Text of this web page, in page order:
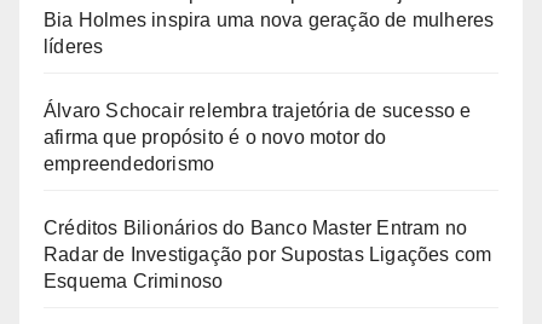
Bia Holmes inspira uma nova geração de mulheres
líderes
Álvaro Schocair relembra trajetória de sucesso e
afirma que propósito é o novo motor do
empreendedorismo
Créditos Bilionários do Banco Master Entram no
Radar de Investigação por Supostas Ligações com
Esquema Criminoso